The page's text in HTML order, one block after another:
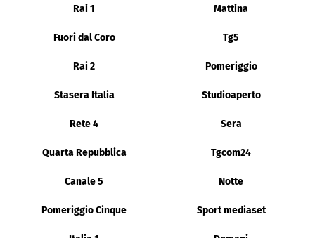
Rai 1 Mattina
Fuori dal Coro Tg5
Rai 2 Pomeriggio
Stasera Italia Studioaperto
Rete 4 Sera
Quarta Repubblica Tgcom24
Canale 5 Notte
Pomeriggio Cinque Sport mediaset